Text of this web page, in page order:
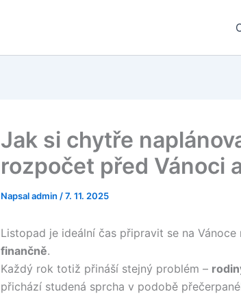
Jak si chytře
rozpočet před Vánoci
Napsaladmin /7. 11. 2025
Listopad je ideální čas připravit se na Vánoce
finančně.
Každý rok totiž přináší stejný problém –
přichází studená sprcha v podobě